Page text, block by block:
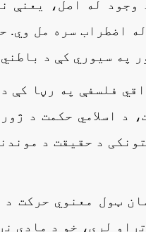
له اصل، یعنې
اضطراب سره مل وي.
په سیوري کې د
فلسفې په رڼا کې
د اسلامي حکمت د
د حقیقت د
ټول معنوي حرکت
لري، خو د مادي